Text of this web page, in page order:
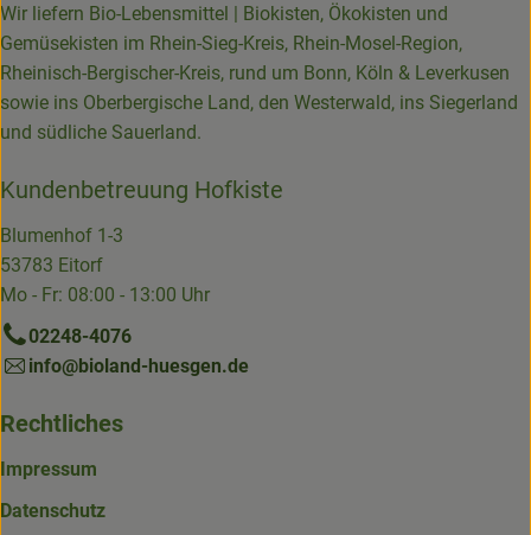
Wir liefern Bio-Lebensmittel | Biokisten, Ökokisten und
Gemüsekisten im Rhein-Sieg-Kreis, Rhein-Mosel-Region,
Rheinisch-Bergischer-Kreis, rund um Bonn, Köln & Leverkusen
sowie ins Oberbergische Land, den Westerwald, ins Siegerland
und südliche Sauerland.
Kundenbetreuung Hofkiste
Blumenhof 1-3
53783 Eitorf
Mo - Fr: 08:00 - 13:00 Uhr
02248-4076
info@bioland-huesgen.de
Rechtliches
Impressum
Datenschutz